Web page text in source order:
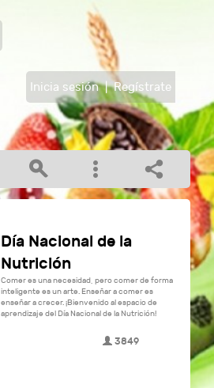
Inicia sesión | Regístrate
Día Nacional de la
Nutrición
Comer es una necesidad, pero comer de forma
inteligente es un arte. Enseñar a comer es
enseñar a crecer. ¡Bienvenido al espacio de
aprendizaje del Día Nacional de la Nutrición!
3849